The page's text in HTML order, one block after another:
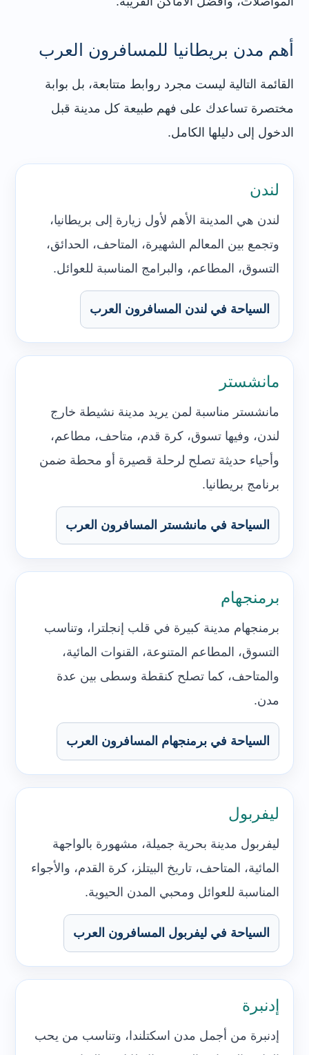
أهم مدن بريطانيا للمسافرون العرب
القائمة التالية ليست مجرد روابط متتابعة، بل بوابة
مختصرة تساعدك على فهم طبيعة كل مدينة قبل
الدخول إلى دليلها الكامل.
لندن
لندن هي المدينة الأهم لأول زيارة إلى بريطانيا،
وتجمع بين المعالم الشهيرة، المتاحف، الحدائق،
التسوق، المطاعم، والبرامج المناسبة للعوائل.
السياحة في لندن المسافرون العرب
مانشستر
مانشستر مناسبة لمن يريد مدينة نشيطة خارج
لندن، وفيها تسوق، كرة قدم، متاحف، مطاعم،
وأحياء حديثة تصلح لرحلة قصيرة أو محطة ضمن
برنامج بريطانيا.
السياحة في مانشستر المسافرون العرب
برمنجهام
برمنجهام مدينة كبيرة في قلب إنجلترا، وتناسب
التسوق، المطاعم المتنوعة، القنوات المائية،
والمتاحف، كما تصلح كنقطة وسطى بين عدة
مدن.
السياحة في برمنجهام المسافرون العرب
ليفربول
ليفربول مدينة بحرية جميلة، مشهورة بالواجهة
المائية، المتاحف، تاريخ البيتلز، كرة القدم، والأجواء
المناسبة للعوائل ومحبي المدن الحيوية.
السياحة في ليفربول المسافرون العرب
إدنبرة
إدنبرة من أجمل مدن اسكتلندا، وتناسب من يحب